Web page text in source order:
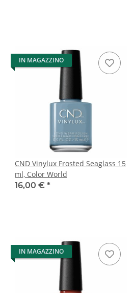
IN MAGAZZINO
CND Vinylux Frosted Seaglass 15
ml, Color World
16,00 € *
IN MAGAZZINO